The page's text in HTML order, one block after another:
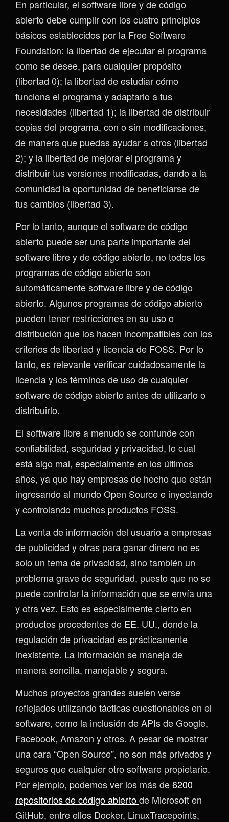
En particular, el software libre y de código
abierto debe cumplir con los cuatro principios
básicos establecidos por la Free Software
Foundation: la libertad de ejecutar el programa
como se desee, para cualquier propósito
(libertad 0); la libertad de estudiar cómo
funciona el programa y adaptarlo a tus
necesidades (libertad 1); la libertad de distribuir
copias del programa, con o sin modificaciones,
de manera que puedas ayudar a otros (libertad
2); y la libertad de mejorar el programa y
distribuir tus versiones modificadas, dando a la
comunidad la oportunidad de beneficiarse de
tus cambios (libertad 3).
Por lo tanto, aunque el software de código
abierto puede ser una parte importante del
software libre y de código abierto, no todos los
programas de código abierto son
automáticamente software libre y de código
abierto. Algunos programas de código abierto
pueden tener restricciones en su uso o
distribución que los hacen incompatibles con los
criterios de libertad y licencia de FOSS. Por lo
tanto, es relevante verificar cuidadosamente la
licencia y los términos de uso de cualquier
software de código abierto antes de utilizarlo o
distribuirlo.
El software libre a menudo se confunde con
confiabilidad, seguridad y privacidad, lo cual
está algo mal, especialmente en los últimos
años, ya que hay empresas de hecho que están
ingresando al mundo Open Source e inyectando
y controlando muchos productos FOSS.
La venta de información del usuario a empresas
de publicidad y otras para ganar dinero no es
solo un tema de privacidad, sino también un
problema grave de seguridad, puesto que no se
puede controlar la información que se envía una
y otra vez. Esto es especialmente cierto en
productos procedentes de EE. UU., donde la
regulación de privacidad es prácticamente
inexistente. La información se maneja de
manera sencilla, manejable y segura.
Muchos proyectos grandes suelen verse
reflejados utilizando tácticas cuestionables en el
software, como la inclusión de APIs de Google,
Facebook, Amazon y otros. A pesar de mostrar
una cara “Open Source”, no son más privados y
seguros que cualquier otro software propietario.
Por ejemplo, podemos ver los más de6200
repositorios de código abiertode Microsoft en
GitHub, entre ellos Docker, LinuxTracepoints,